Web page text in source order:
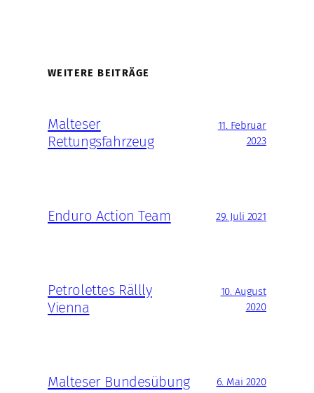
WEITERE BEITRÄGE
Malteser
Rettungsfahrzeug
11. Februar
2023
Enduro Action Team 29. Juli 2021
Petrolettes Rällly
Vienna
10. August
2020
Malteser Bundesübung 6. Mai 2020